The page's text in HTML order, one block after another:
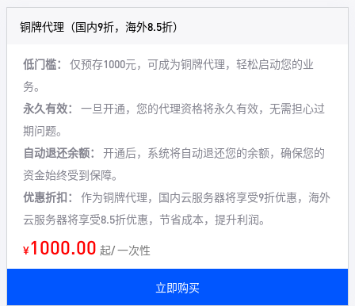
铜牌代理（国内9折，海外8.5折）
低门槛：
仅预存1000元，可成为铜牌代理，轻松启动您的业
务。
永久有效：
一旦开通，您的代理资格将永久有效，无需担心过
期问题。
自动退还余额：
开通后，系统将自动退还您的余额，确保您的
资金始终受到保障。
优惠折扣：
作为铜牌代理，国内云服务器将享受9折优惠，海外
云服务器将享受8.5折优惠，节省成本，提升利润。
¥1000.00 起/ 一次性
立即购买